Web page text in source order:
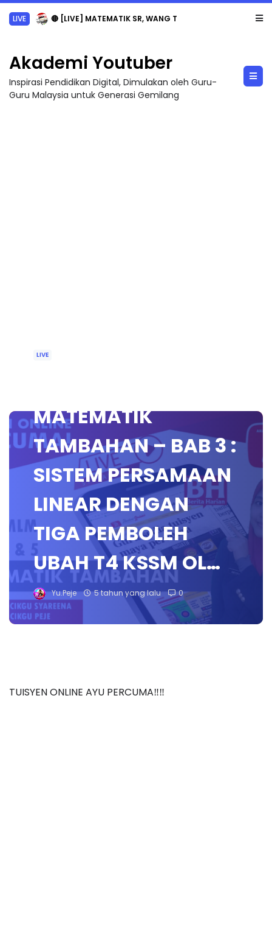
LIVE 🔴 [LIVE] MATEMATIK SR, WANG TAHUN 6 OLEH CIKGU ANITA #ALLINONE #141 #...
Akademi Youtuber
Inspirasi Pendidikan Digital, Dimulakan oleh Guru-
Guru Malaysia untuk Generasi Gemilang
LIVE
MATEMATIK
TAMBAHAN – BAB 3 :
SISTEM PERSAMAAN
LINEAR DENGAN
TIGA PEMBOLEH
UBAH T4 KSSM OL…
Yu.Peje 5 tahun yang lalu 0
TUISYEN ONLINE AYU PERCUMA‼️‼️